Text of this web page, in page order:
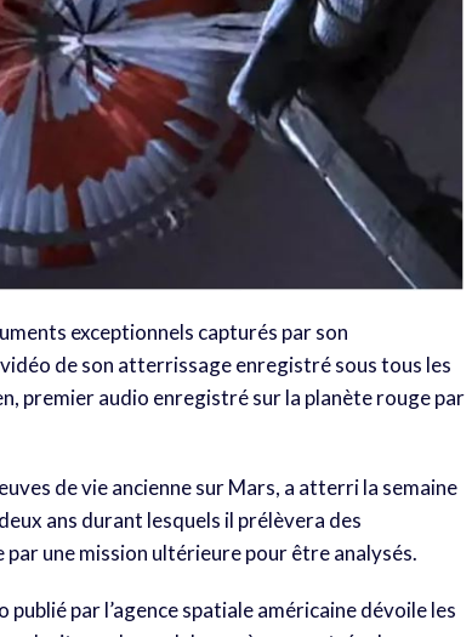
exceptionnels capturés par son
de son atterrissage enregistré sous tous les
premier audio enregistré sur la planète rouge par
de vie ancienne sur Mars, a atterri la semaine
ans durant lesquels il prélèvera des
une mission ultérieure pour être analysés.
par l’agence spatiale américaine dévoile les